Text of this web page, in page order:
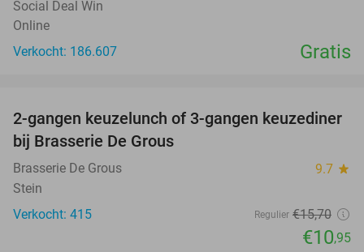
Social Deal Win
Online
Verkocht: 186.607
Gratis
30%
2-gangen keuzelunch of 3-gangen keuzediner
bij Brasserie De Grous
Brasserie De Grous 9.7 star
Stein
Verkocht: 415
Regulier €15,70
€10,95